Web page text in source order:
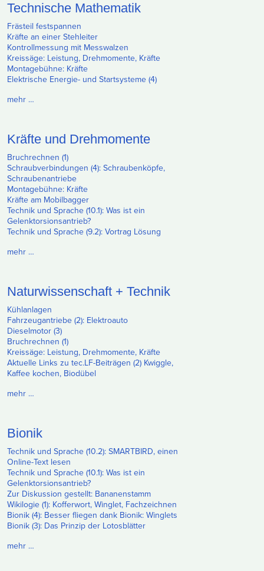
Technische Mathematik
Frästeil festspannen
Kräfte an einer Stehleiter
Kontrollmessung mit Messwalzen
Kreissäge: Leistung, Drehmomente, Kräfte
Montagebühne: Kräfte
Elektrische Energie- und Startsysteme (4)
mehr …
Kräfte und Drehmomente
Bruchrechnen (1)
Schraubverbindungen (4): Schraubenköpfe,
Schraubenantriebe
Montagebühne: Kräfte
Kräfte am Mobilbagger
Technik und Sprache (10.1): Was ist ein
Gelenktorsionsantrieb?
Technik und Sprache (9.2): Vortrag Lösung
mehr …
Naturwissenschaft + Technik
Kühlanlagen
Fahrzeugantriebe (2): Elektroauto
Dieselmotor (3)
Bruchrechnen (1)
Kreissäge: Leistung, Drehmomente, Kräfte
Aktuelle Links zu tec.LF-Beiträgen (2) Kwiggle,
Kaffee kochen, Biodübel
mehr …
Bionik
Technik und Sprache (10.2): SMARTBIRD, einen
Online-Text lesen
Technik und Sprache (10.1): Was ist ein
Gelenktorsionsantrieb?
Zur Diskussion gestellt: Bananenstamm
Wikilogie (1): Kofferwort, Winglet, Fachzeichnen
Bionik (4): Besser fliegen dank Bionik: Winglets
Bionik (3): Das Prinzip der Lotosblätter
mehr …